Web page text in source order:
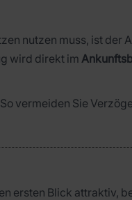
nutzen muss, ist der
wird direkt im
vermeiden Sie
ersten Blick attraktiv,